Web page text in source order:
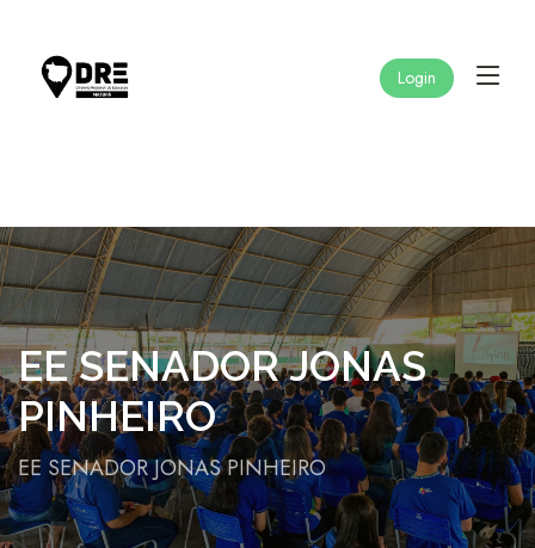
Login
EE SENADOR JONAS
PINHEIRO
EE SENADOR JONAS PINHEIRO